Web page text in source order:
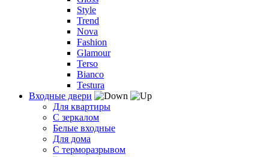
Style
Trend
Nova
Fashion
Glamour
Terso
Bianco
Testura
Входные двери
Для квартиры
С зеркалом
Белые входные
Для дома
С терморазрывом